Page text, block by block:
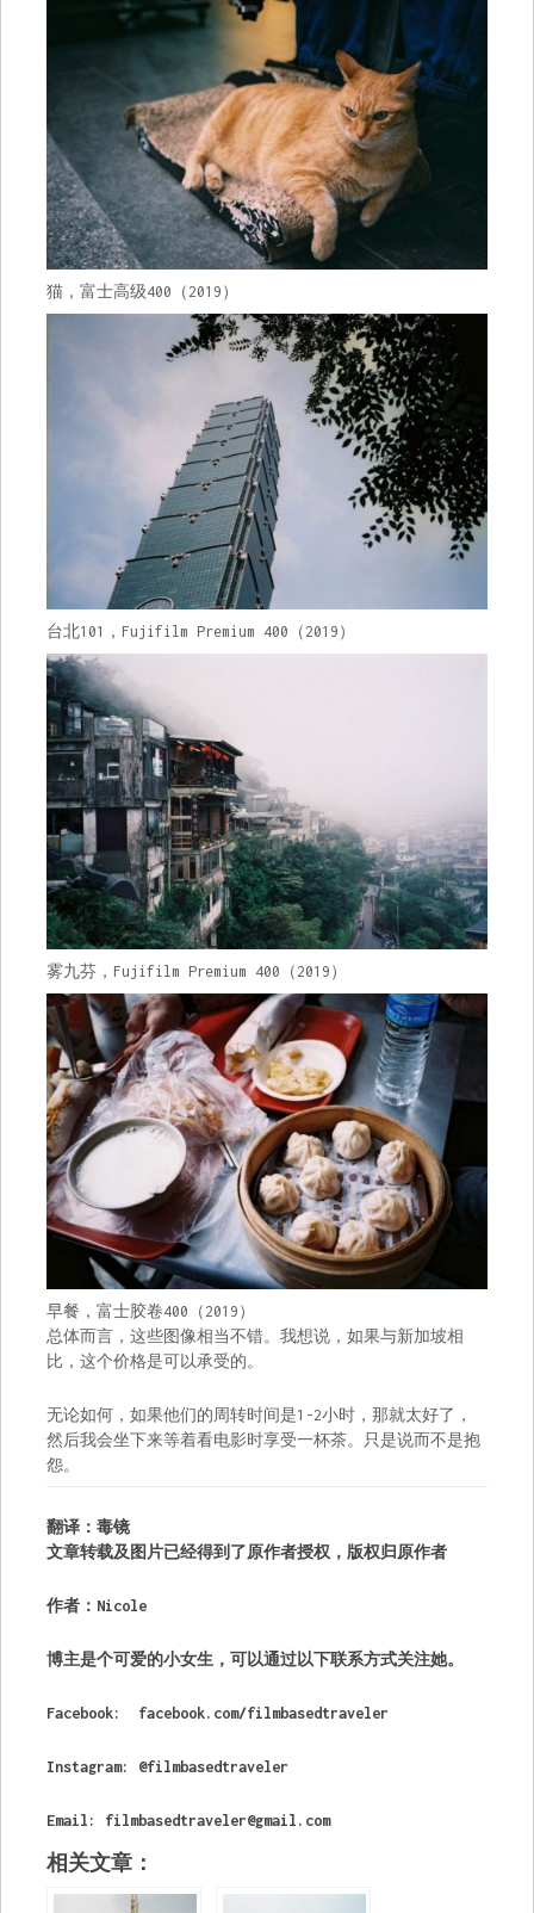
猫，富士高级400（2019）
台北101，Fujifilm Premium 400（2019）
雾九芬，Fujifilm Premium 400（2019）
早餐，富士胶卷400（2019）
总体而言，这些图像相当不错。我想说，如果与新加坡相
比，这个价格是可以承受的。
无论如何，如果他们的周转时间是1-2小时，那就太好了，
然后我会坐下来等着看电影时享受一杯茶。只是说而不是抱
怨。
翻译：毒镜
文章转载及图片已经得到了原作者授权，版权归原作者
作者：Nicole
博主是个可爱的小女生，可以通过以下联系方式关注她。
Facebook: facebook.com/filmbasedtraveler
Instagram: @filmbasedtraveler
Email: filmbasedtraveler@gmail.com
相关文章：